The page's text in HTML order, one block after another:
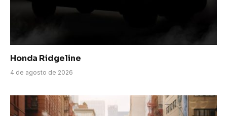
Honda Ridgeline
4 de agosto de 2026